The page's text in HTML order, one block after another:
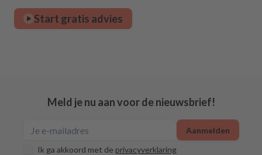
Start gratis advies
Meld je nu aan voor de nieuwsbrief!
Ik ga akkoord met de privacyverklaring
Aanmelden